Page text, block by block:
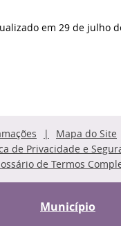
em 29 de julho
Mapa do Site
de Privacidade e
de Termos
Município